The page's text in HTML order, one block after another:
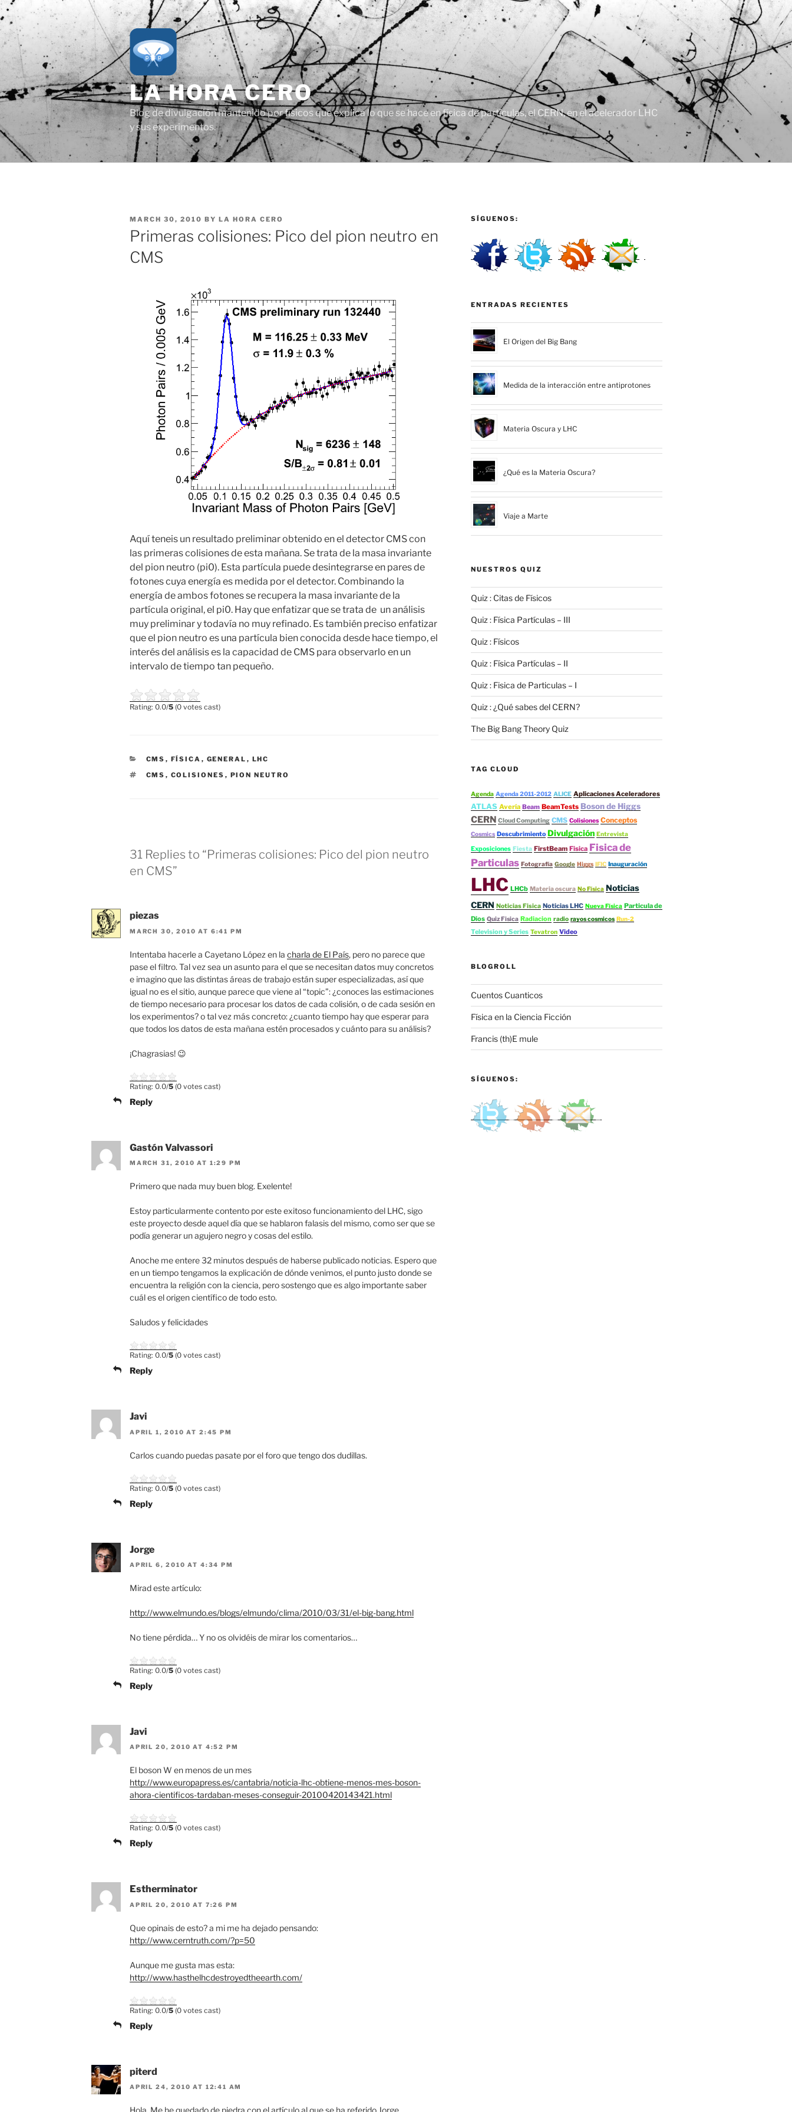
Skip
to
content
LA HORA CERO
Blog de divulgación mantenido por físicos que explica lo que se hace en física de partículas, el CERN, en el acelerador LHC
y sus experimentos.
POSTED
ON
MARCH 30, 2010 BY LA HORA CERO
Primeras colisiones: Pico del pion neutro en
CMS
Aquí teneis un resultado preliminar obtenido en el detector CMScon
las primeras colisiones de esta mañana. Se trata de la masa invariante
del pion neutro (pi0). Esta partícula puede desintegrarse en pares de
fotones cuya energía es medida por el detector. Combinando la
energía de ambos fotones se recupera la masa invariante de la
partícula original, el pi0. Hay que enfatizar que se trata de un análisis
muy preliminar y todavía no muy refinado. Es también preciso enfatizar
que el pion neutro es una partícula bien conocida desde hace tiempo, el
interés del análisis es la capacidad de CMS para observarlo en un
intervalo de tiempo tan pequeño.
Rating: 0.0/5 (0 votes cast)
CATEGORIES
CMS , FÍSICA , GENERAL , LHC
TAGS
CMS , COLISIONES , PION NEUTRO
31 Replies to “Primeras colisiones: Pico del pion neutro
en CMS”
piezas
MARCH 30, 2010 AT 6:41 PM
Intentaba hacerle a Cayetano López en la charla de El País, pero no parece que
pase el filtro. Tal vez sea un asunto para el que se necesitan datos muy concretos
e imagino que las distintas áreas de trabajo están super especializadas, así que
igual no es el sitio, aunque parece que viene al “topic”: ¿conoces las estimaciones
de tiempo necesario para procesar los datos de cada colisión, o de cada sesión en
los experimentos? o tal vez más concreto: ¿cuanto tiempo hay que esperar para
que todos los datos de esta mañana estén procesados y cuánto para su análisis?
¡Chagrasias! 😉
Rating: 0.0/5 (0 votes cast)
Reply
Gastón Valvassori
MARCH 31, 2010 AT 1:29 PM
Primero que nada muy buen blog. Exelente!
Estoy particularmente contento por este exitoso funcionamiento del LHC, sigo
este proyecto desde aquel día que se hablaron falasis del mismo, como ser que se
podía generar un agujero negro y cosas del estilo.
Anoche me entere 32 minutos después de haberse publicado noticias. Espero que
en un tiempo tengamos la explicación de dónde venimos, el punto justo donde se
encuentra la religión con la ciencia, pero sostengo que es algo importante saber
cuál es el origen científico de todo esto.
Saludos y felicidades
Rating: 0.0/5 (0 votes cast)
Reply
Javi
APRIL 1, 2010 AT 2:45 PM
Carlos cuando puedas pasate por el foro que tengo dos dudillas.
Rating: 0.0/5 (0 votes cast)
Reply
Jorge
APRIL 6, 2010 AT 4:34 PM
Mirad este artículo:
http://www.elmundo.es/blogs/elmundo/clima/2010/03/31/el-big-bang.html
No tiene pérdida… Y no os olvidéis de mirar los comentarios…
Rating: 0.0/5 (0 votes cast)
Reply
Javi
APRIL 20, 2010 AT 4:52 PM
El boson W en menos de un mes
http://www.europapress.es/cantabria/noticia-lhc-obtiene-menos-mes-boson-
ahora-cientificos-tardaban-meses-conseguir-20100420143421.html
Rating: 0.0/5 (0 votes cast)
Reply
Estherminator
APRIL 20, 2010 AT 7:26 PM
Que opinais de esto? a mi me ha dejado pensando:
http://www.cerntruth.com/?p=50
Aunque me gusta mas esta:
http://www.hasthelhcdestroyedtheearth.com/
Rating: 0.0/5 (0 votes cast)
Reply
piterd
APRIL 24, 2010 AT 12:41 AM
SÍGUENOS:
ENTRADAS RECIENTES
El Origen del Big Bang
Medida de la interacción entre antiprotones
Materia Oscura y LHC
¿Qué es la Materia Oscura?
Viaje a Marte
NUESTROS QUIZ
Quiz : Citas de Físicos
Quiz : Física Partículas – III
Quiz : Físicos
Quiz : Física Partículas – II
Quiz : Fisica de Particulas – I
Quiz : ¿Qué sabes del CERN?
The Big Bang Theory Quiz
TAG CLOUD
Agenda Agenda 2011-2012 ALICE Aplicaciones Aceleradores
ATLAS Avería Beam BeamTests Boson de Higgs
CERN Cloud Computing CMS Colisiones Conceptos
Cosmics Descubrimiento Divulgación Entrevista
Exposiciones Fiesta FirstBeam Fisica Fisica de
Particulas Fotografía Google Higgs IFIC Inauguración
LHC LHCb Materia oscura No Física Noticias
CERN Noticias Fisica Noticias LHC Nueva Física Particula de
Dios Quiz Fisica Radiacion radio rayos cosmicos Run-2
Television y Series Tevatron Video
BLOGROLL
Cuentos Cuanticos
Física en la Ciencia Ficción
Francis (th)E mule
SÍGUENOS: